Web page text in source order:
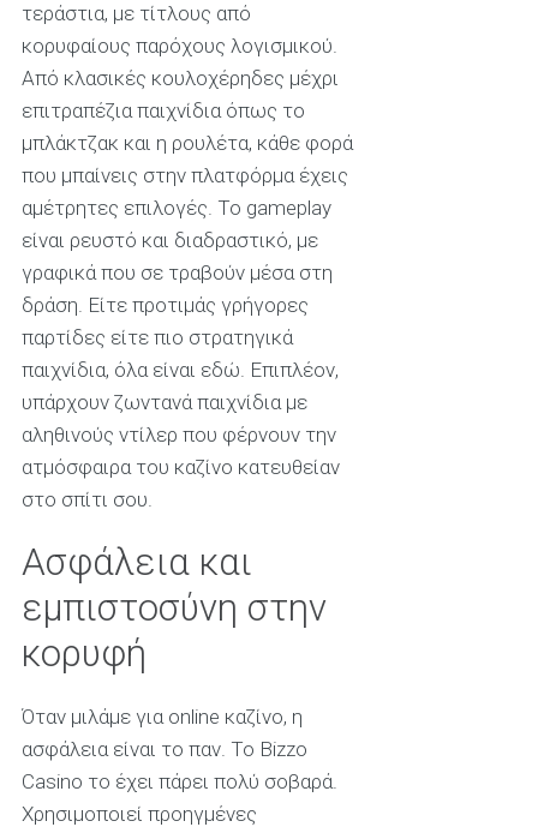
τεράστια, με τίτλους από
κορυφαίους παρόχους λογισμικού.
Από κλασικές κουλοχέρηδες μέχρι
επιτραπέζια παιχνίδια όπως το
μπλάκτζακ και η ρουλέτα, κάθε φορά
που μπαίνεις στην πλατφόρμα έχεις
αμέτρητες επιλογές. Το gameplay
είναι ρευστό και διαδραστικό, με
γραφικά που σε τραβούν μέσα στη
δράση. Είτε προτιμάς γρήγορες
παρτίδες είτε πιο στρατηγικά
παιχνίδια, όλα είναι εδώ. Επιπλέον,
υπάρχουν ζωντανά παιχνίδια με
αληθινούς ντίλερ που φέρνουν την
ατμόσφαιρα του καζίνο κατευθείαν
στο σπίτι σου.
Ασφάλεια και
εμπιστοσύνη στην
κορυφή
Όταν μιλάμε για online καζίνο, η
ασφάλεια είναι το παν. Το Bizzo
Casino το έχει πάρει πολύ σοβαρά.
Χρησιμοποιεί προηγμένες